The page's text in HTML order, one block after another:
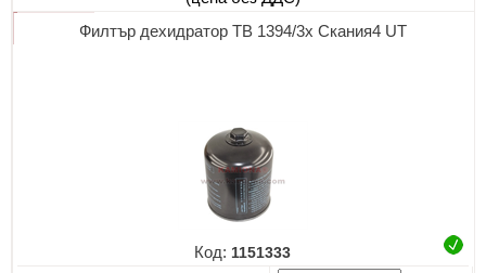
Филтър дехидратор TB 1394/3x Скания4 UT
Код: 1151333